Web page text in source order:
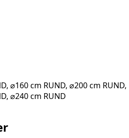
⌀160 cm RUND, ⌀200 cm RUND,
⌀240 cm RUND